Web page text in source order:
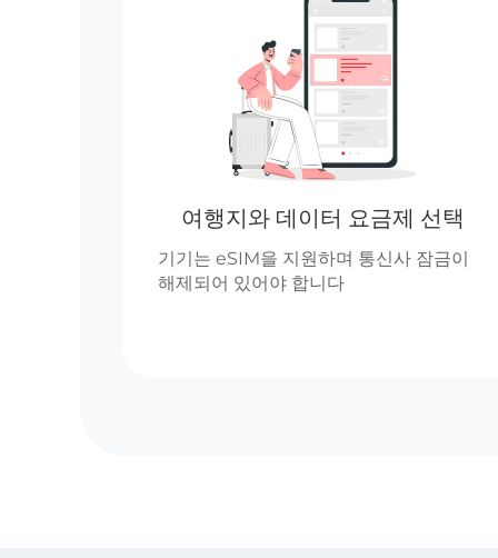
여행지와 데이터 요금제 선택
기기는 eSIM을 지원하며 통신사 잠금이
해제되어 있어야 합니다